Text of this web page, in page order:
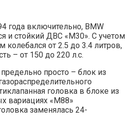
года включительно, BMW
и стойкий ДВС «M30». С учетом
от 2.5 до 3.4 литров,
– от 150 до 220 л.с.
просто – блок из
головка в блоке из
вариациях «М88»
заменялась 24-